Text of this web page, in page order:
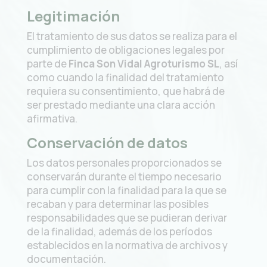
Legitimación
El tratamiento de sus datos se realiza para el
cumplimiento de obligaciones legales por
parte deFinca Son Vidal Agroturismo SL, así
como cuando la finalidad del tratamiento
requiera su consentimiento, que habrá de
ser prestado mediante una clara acción
afirmativa.
Conservación de datos
Los datos personales proporcionados se
conservarán durante el tiempo necesario
para cumplir con la finalidad para la que se
recaban y para determinar las posibles
responsabilidades que se pudieran derivar
de la finalidad, además de los períodos
establecidos en la normativa de archivos y
documentación.